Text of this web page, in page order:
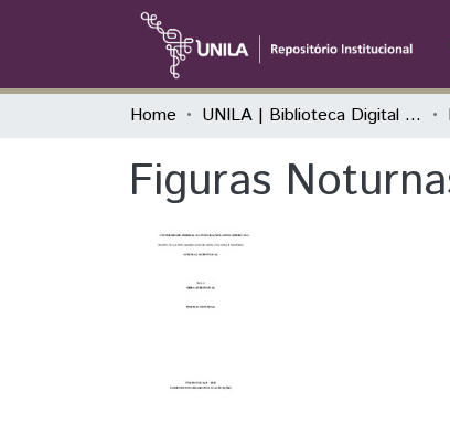
Home UNILA | Biblioteca Digital de Trabalhos de Conclusão de Curso
Figuras